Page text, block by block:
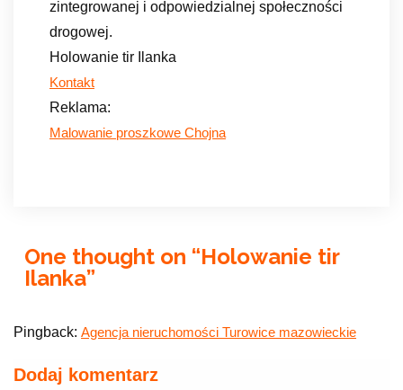
zintegrowanej i odpowiedzialnej społeczności
drogowej.
Holowanie tir Ilanka
Kontakt
Reklama:
Malowanie proszkowe Chojna
One thought on “Holowanie tir
Ilanka”
Pingback: Agencja nieruchomości Turowice mazowieckie
Dodaj komentarz